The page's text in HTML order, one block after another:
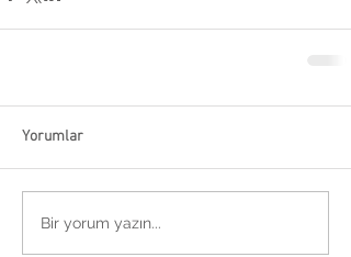
Yorumlar
Bir yorum yazın...